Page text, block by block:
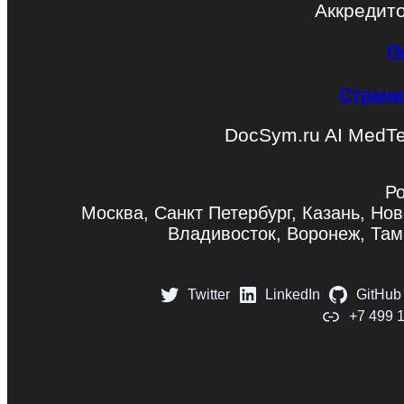
DocSym.ru AI
Москва, Санкт Петербург, Казань,
Владивосток, Воронеж,
Twitter LinkedIn GitHub
+7 499